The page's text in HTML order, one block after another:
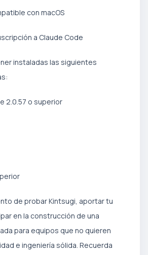
con macOS
a Claude Code
instaladas las siguientes
2.0.57 o superior
de probar Kintsugi, aportar tu
en la construcción de una
para equipos que no quieren
e ingeniería sólida. Recuerda